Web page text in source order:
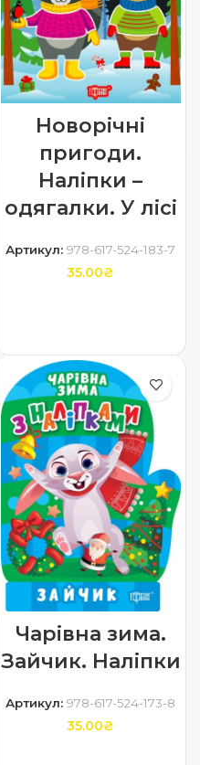
Новорічні
пригоди.
Наліпки –
одягалки. У лісі
Артикул:978-617-524-183-7
35.00₴
Чарівна зима.
Зайчик. Наліпки
Артикул:978-617-524-173-8
35.00₴